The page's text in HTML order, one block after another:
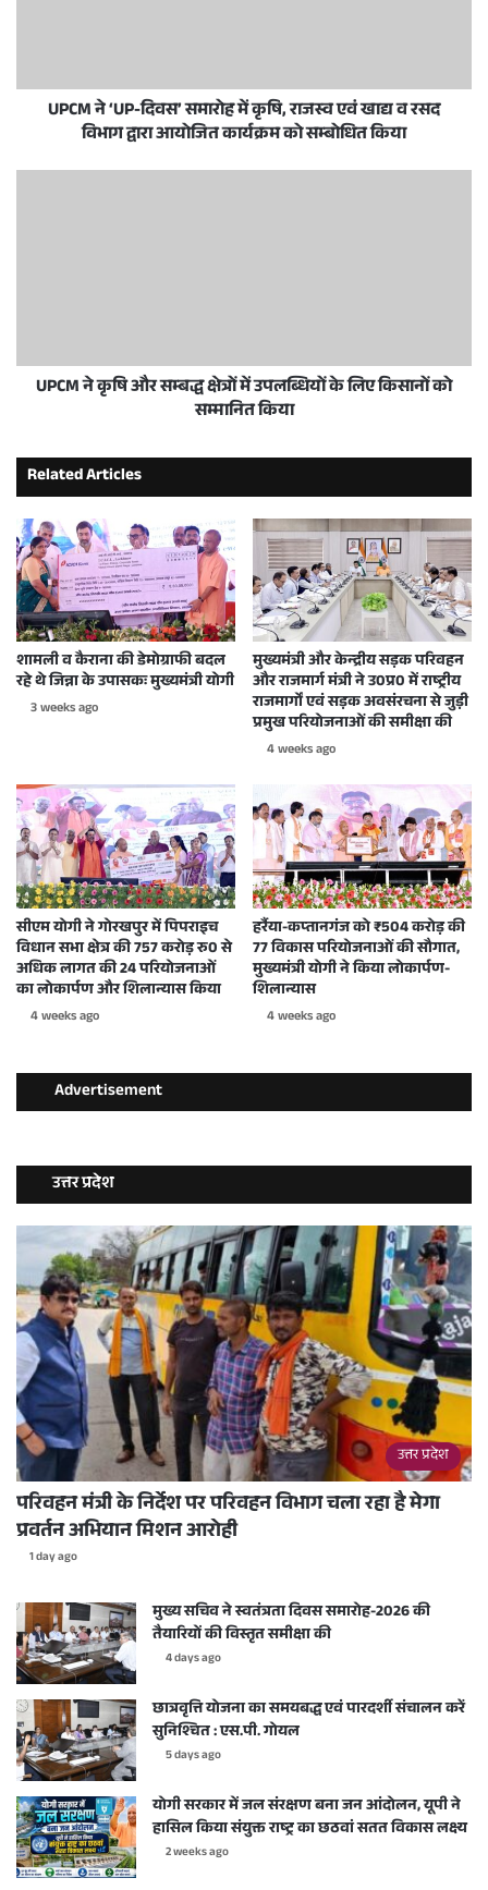
UPCM ने ‘UP-दिवस’ समारोह में कृषि, राजस्व एवं खाद्य व रसद
विभाग द्वारा आयोजित कार्यक्रम को सम्बोधित किया
UPCM ने कृषि और सम्बद्ध क्षेत्रों में उपलब्धियों के लिए किसानों को
सम्मानित किया
Related Articles
शामली व कैराना की डेमोग्राफी बदल
रहे थे जिन्ना के उपासकः मुख्यमंत्री योगी
3 weeks ago
मुख्यमंत्री और केन्द्रीय सड़क परिवहन
और राजमार्ग मंत्री ने उ0प्र0 में राष्ट्रीय
राजमार्गों एवं सड़क अवसंरचना से जुड़ी
प्रमुख परियोजनाओं की समीक्षा की
4 weeks ago
सीएम योगी ने गोरखपुर में पिपराइच
विधान सभा क्षेत्र की 757 करोड़ रु0 से
अधिक लागत की 24 परियोजनाओं
का लोकार्पण और शिलान्यास किया
4 weeks ago
हर्रैया-कप्तानगंज को ₹504 करोड़ की
77 विकास परियोजनाओं की सौगात,
मुख्यमंत्री योगी ने किया लोकार्पण-
शिलान्यास
4 weeks ago
Advertisement
उत्तर प्रदेश
उत्तर प्रदेश
परिवहन मंत्री के निर्देश पर परिवहन विभाग चला रहा है मेगा
प्रवर्तन अभियान मिशन आरोही
1 day ago
मुख्य सचिव ने स्वतंत्रता दिवस समारोह-2026 की
तैयारियों की विस्तृत समीक्षा की
4 days ago
छात्रवृत्ति योजना का समयबद्ध एवं पारदर्शी संचालन करें
सुनिश्चित : एस.पी. गोयल
5 days ago
योगी सरकार में जल संरक्षण बना जन आंदोलन, यूपी ने
हासिल किया संयुक्त राष्ट्र का छठवां सतत विकास लक्ष्य
2 weeks ago